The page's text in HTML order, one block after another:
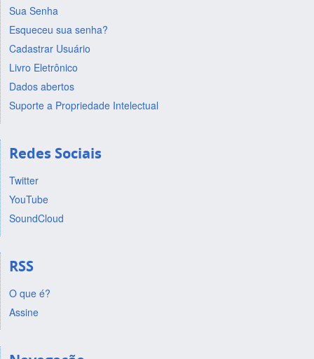
Sua Senha
Esqueceu sua senha?
Cadastrar Usuário
Livro Eletrônico
Dados abertos
Suporte a Propriedade Intelectual
Redes Sociais
Twitter
YouTube
SoundCloud
RSS
O que é?
Assine